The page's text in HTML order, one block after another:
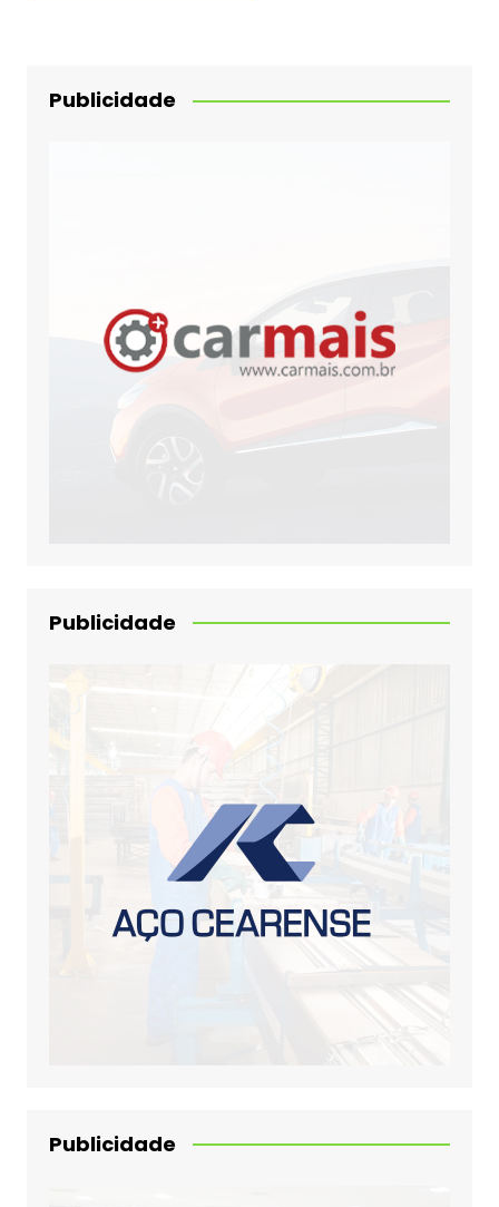
Publicidade
Publicidade
Publicidade